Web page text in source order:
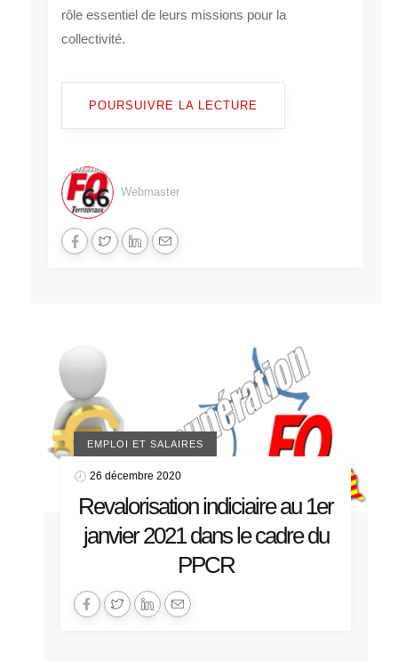
rôle essentiel de leurs missions pour la
collectivité.
POURSUIVRE LA LECTURE
Webmaster
EMPLOI ET SALAIRES
26 décembre 2020
Revalorisation indiciaire au 1er
janvier 2021 dans le cadre du
PPCR